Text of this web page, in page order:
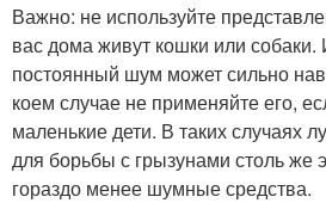
Важно: не используйте
вас дома живут кошки или собаки.
постоянный шум может сильно
коем случае не применяйте его,
маленькие дети. В таких случаях
для борьбы с грызунами столь
гораздо менее шумные средства.